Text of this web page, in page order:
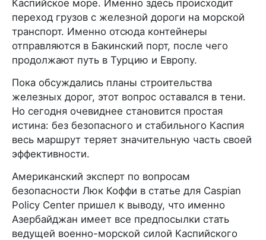
Каспийское море. Именно здесь происходит
переход грузов с железной дороги на морской
транспорт. Именно отсюда контейнеры
отправляются в Бакинский порт, после чего
продолжают путь в Турцию и Европу.
Пока обсуждались планы строительства
железных дорог, этот вопрос оставался в тени.
Но сегодня очевиднее становится простая
истина: без безопасного и стабильного Каспия
весь маршрут теряет значительную часть своей
эффективности.
Американский эксперт по вопросам
безопасности Люк Коффи в статье для Caspian
Policy Center пришел к выводу, что именно
Азербайджан имеет все предпосылки стать
ведущей военно-морской силой Каспийского